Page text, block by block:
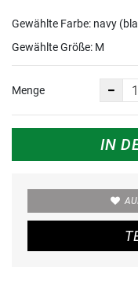
Gewählte Farbe: navy
Gewählte Größe: M
Menge
IN